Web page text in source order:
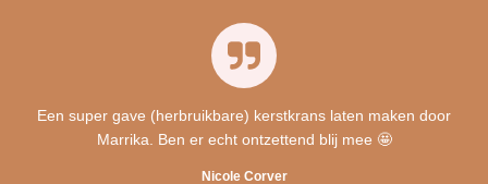
Een super gave (herbruikbare) kerstkrans laten maken door
Marrika. Ben er echt ontzettend blij mee 🤩
Nicole Corver